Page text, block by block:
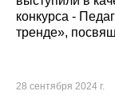
конкурса -
тренде»,
28 сентября 2024 г.